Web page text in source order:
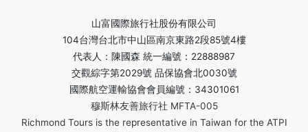
山富國際旅行社股份有限公司
104台灣台北市中山區南京東路2段85號4樓
代表人：陳國森 統一編號：22888987
交觀綜字第2029號 品保協會北0030號
國際航空運輸協會會員編號：34301061
穆斯林友善旅行社 MFTA-005
Richmond Tours is the representative in Taiwan for the ATPI